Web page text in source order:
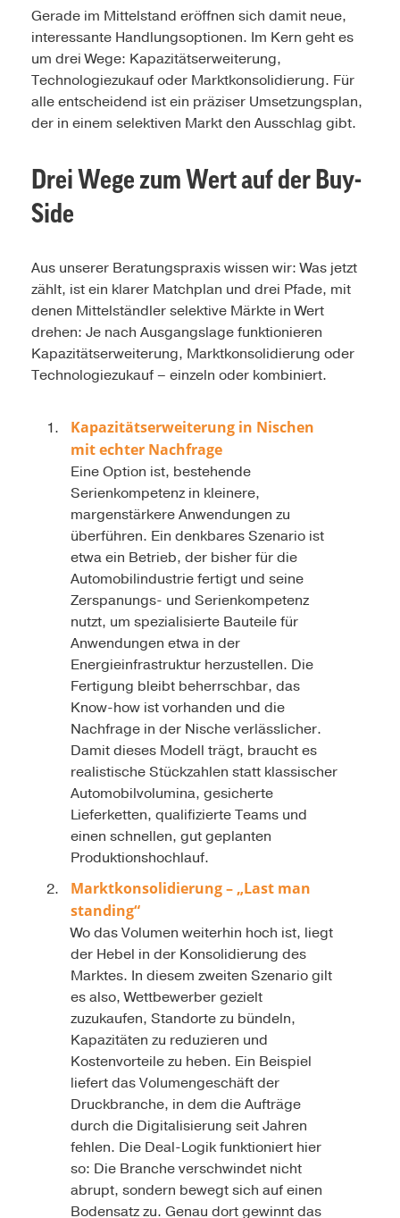
Gerade im Mittelstand eröffnen sich damit neue,
interessante Handlungsoptionen. Im Kern geht es
um drei Wege: Kapazitätserweiterung,
Technologiezukauf oder Marktkonsolidierung. Für
alle entscheidend ist ein präziser Umsetzungsplan,
der in einem selektiven Markt den Ausschlag gibt.
Drei Wege zum Wert auf der Buy-
Side
Aus unserer Beratungspraxis wissen wir: Was jetzt
zählt, ist ein klarer Matchplan und drei Pfade, mit
denen Mittelständler selektive Märkte in Wert
drehen: Je nach Ausgangslage funktionieren
Kapazitätserweiterung, Marktkonsolidierung oder
Technologiezukauf – einzeln oder kombiniert.
Kapazitätserweiterung in Nischen
mit echter Nachfrage
Eine Option ist, bestehende
Serienkompetenz in kleinere,
margenstärkere Anwendungen zu
überführen. Ein denkbares Szenario ist
etwa ein Betrieb, der bisher für die
Automobilindustrie fertigt und seine
Zerspanungs- und Serienkompetenz
nutzt, um spezialisierte Bauteile für
Anwendungen etwa in der
Energieinfrastruktur herzustellen. Die
Fertigung bleibt beherrschbar, das
Know-how ist vorhanden und die
Nachfrage in der Nische verlässlicher.
Damit dieses Modell trägt, braucht es
realistische Stückzahlen statt klassischer
Automobilvolumina, gesicherte
Lieferketten, qualifizierte Teams und
einen schnellen, gut geplanten
Produktionshochlauf.
Marktkonsolidierung – „Last man
standing“
Wo das Volumen weiterhin hoch ist, liegt
der Hebel in der Konsolidierung des
Marktes. In diesem zweiten Szenario gilt
es also, Wettbewerber gezielt
zuzukaufen, Standorte zu bündeln,
Kapazitäten zu reduzieren und
Kostenvorteile zu heben. Ein Beispiel
liefert das Volumengeschäft der
Druckbranche, in dem die Aufträge
durch die Digitalisierung seit Jahren
fehlen. Die Deal-Logik funktioniert hier
so: Die Branche verschwindet nicht
abrupt, sondern bewegt sich auf einen
Bodensatz zu. Genau dort gewinnt das